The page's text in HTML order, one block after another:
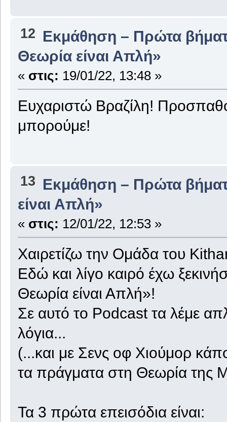
12 Εκμάθηση – Πρώτα
Θεωρία είναι Απλή»
« στις: 19/01/22, 13:48 »
Ευχαριστώ Βραζίλη!
μπορούμε!
13 Εκμάθηση – Πρώτα
είναι Απλή»
« στις: 12/01/22, 12:53 »
Χαιρετίζω την Ομάδα του
Εδώ και λίγο καιρό έχω
Θεωρία είναι Απλή»!
Σε αυτό το Podcast τα λέμε
λόγια...
(...και με Σενς οφ Χιούμορ
τα πράγματα στη Θεωρία της
Τα 3 πρώτα επεισόδια είναι: